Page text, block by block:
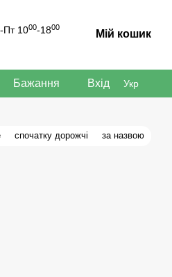
Пт 1000-1800
Мій кошик
Бажання Вхід Укр
спочатку дорожчі за назвою